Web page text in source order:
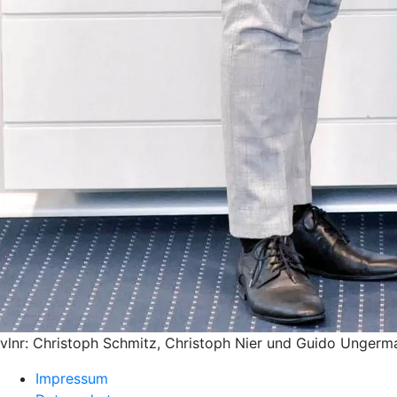
vlnr: Christoph Schmitz, Christoph Nier und Guido
Impressum